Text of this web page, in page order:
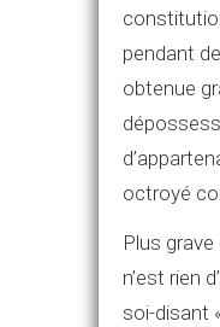
pendant
obtenue
octroyé
Plus
n’est rien
soi-disant